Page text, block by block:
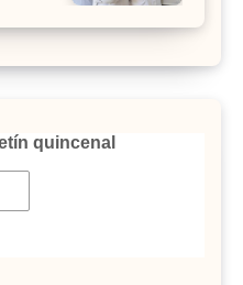
quincenal